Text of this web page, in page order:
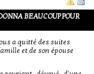
BEAUCOUP POUR
a quitté des suites
et de son épouse